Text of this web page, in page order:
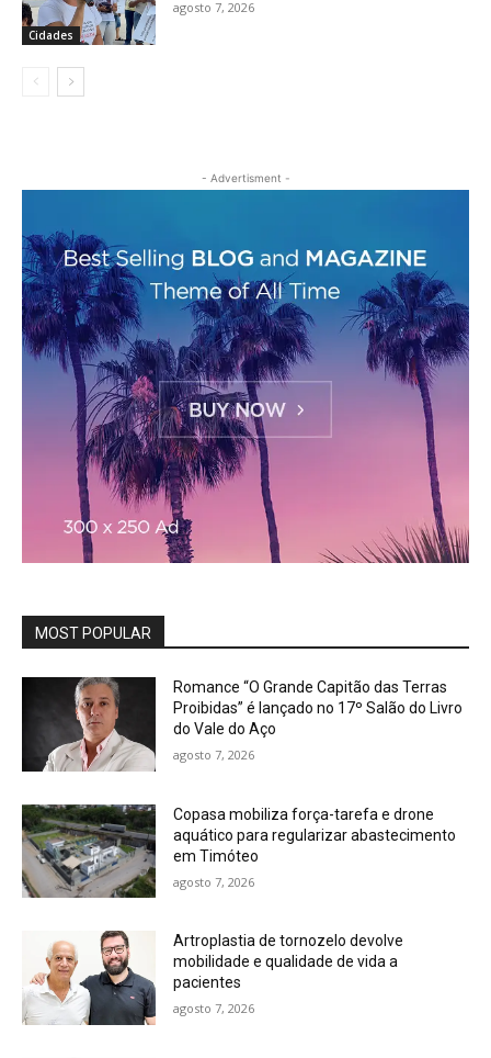
Cidades
agosto 7, 2026
- Advertisment -
MOST POPULAR
Romance “O Grande Capitão das Terras
Proibidas” é lançado no 17º Salão do Livro
do Vale do Aço
agosto 7, 2026
Copasa mobiliza força-tarefa e drone
aquático para regularizar abastecimento
em Timóteo
agosto 7, 2026
Artroplastia de tornozelo devolve
mobilidade e qualidade de vida a
pacientes
agosto 7, 2026